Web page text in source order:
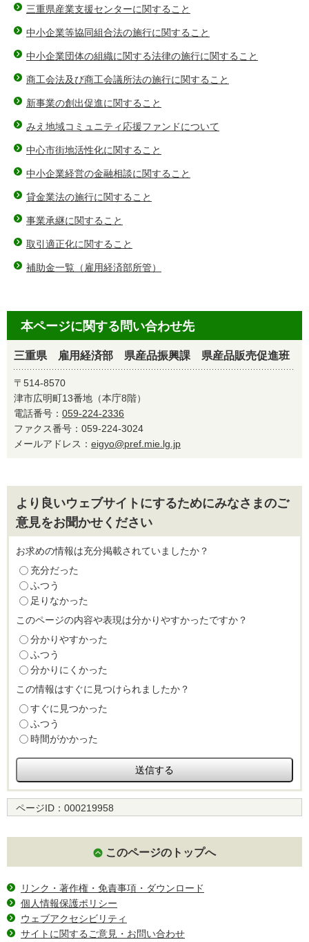
三重県産業支援センターに関すること
中小企業等協同組合法の施行に関すること
中小企業団体の組織に関する法律の施行に関すること
商工会法及び商工会議所法の施行に関すること
新事業の創出促進に関すること
みえ地域コミュニティ応援ファンドについて
中心市街地活性化に関すること
中小企業経営の金融相談に関すること
貸金業法の施行に関すること
事業承継に関すること
取引適正化に関すること
補助金一覧（雇用経済部所管）
本ページに関する問い合わせ先
三重県 雇用経済部 県産品振興課 県産品販売促進班
〒514-8570
津市広明町13番地（本庁8階）
電話番号： 059-224-2336
ファクス番号：059-224-3024
メールアドレス： eigyo@pref.mie.lg.jp
より良いウェブサイトにするためにみなさまのご
意見をお聞かせください
お求めの情報は充分掲載されていましたか？
充分だった
ふつう
足りなかった
このページの内容や表現は分かりやすかったですか？
分かりやすかった
ふつう
分かりにくかった
この情報はすぐに見つけられましたか？
すぐに見つかった
ふつう
時間がかかった
ページID： 000219958
このページのトップへ
リンク・著作権・免責事項・ダウンロード
個人情報保護ポリシー
ウェブアクセシビリティ
サイトに関するご意見・お問い合わせ